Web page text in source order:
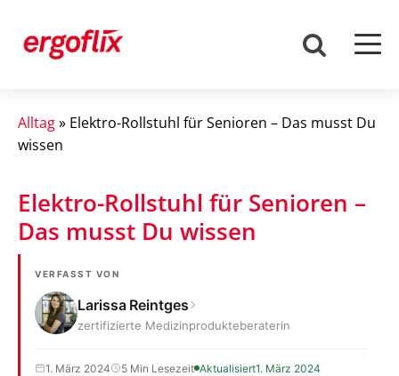
Alltag» Elektro-Rollstuhl für Senioren – Das musst Du
wissen
Elektro-Rollstuhl für Senioren –
Das musst Du wissen
VERFASST VON
Larissa Reintges
zertifizierte Medizinprodukteberaterin
1. März 2024 5 Min Lesezeit Aktualisiert1. März 2024